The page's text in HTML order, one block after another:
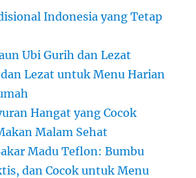
Indonesia yang Tetap
Ubi Gurih dan Lezat
Lezat untuk Menu Harian
Hangat yang Cocok
Malam Sehat
Madu Teflon: Bumbu
dan Cocok untuk Menu